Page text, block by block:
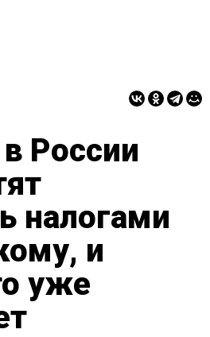
России
налогами
и
уже